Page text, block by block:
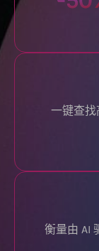
一键查
衡量由 AI